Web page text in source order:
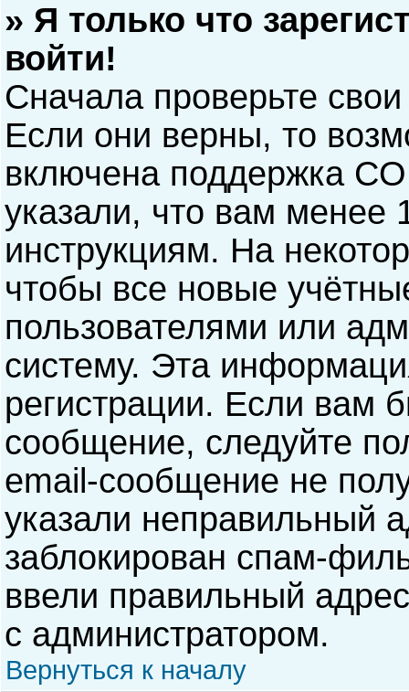
» Я только что
войти!
Сначала проверьте
Если они верны, то
включена поддержка
указали, что вам менее
инструкциям. На
чтобы все новые
пользователями или
систему. Эта
регистрации. Если вам
сообщение, следуйте
email-сообщение не
указали неправильный
заблокирован спам-
ввели правильный
с администратором.
Вернуться к началу